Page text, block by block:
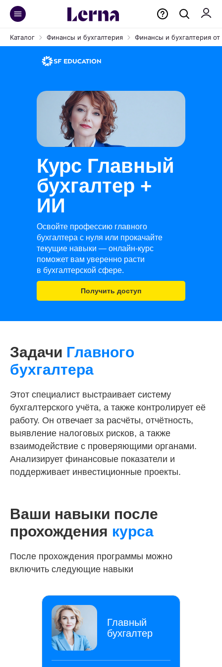
Каталог Финансы и бухгалтерия Финансы и бухгалтерия
Курс Главный
бухгалтер +
ИИ
Освойте профессию главного
бухгалтера с нуля или прокачайте
текущие навыки — онлайн-курс
поможет вам уверенно расти
в бухгалтерской сфере.
Получить доступ
Задачи Главного
бухгалтера
Этот специалист выстраивает систему
бухгалтерского учёта, а также контролирует её
работу. Он отвечает за расчёты, отчётность,
выявление налоговых рисков, а также
взаимодействие с проверяющими органами.
Анализирует финансовые показатели и
поддерживает инвестиционные проекты.
Ваши навыки после
прохождения курса
После прохождения программы можно
включить следующие навыки
Главный
бухгалтер